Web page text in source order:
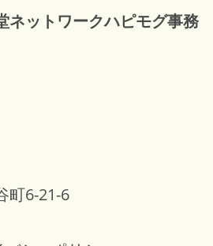
ネットワークハピモグ事務
町6-21-6